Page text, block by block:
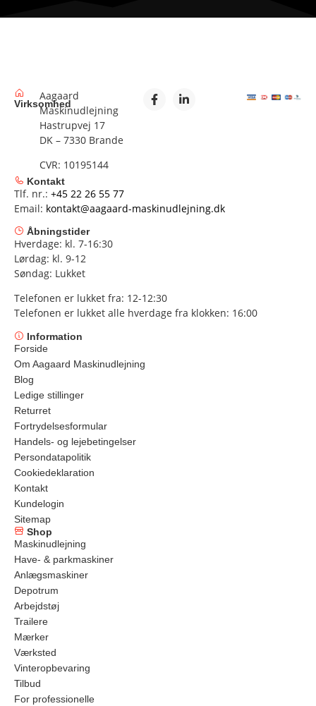
Virksomhed
Aagaard
Maskinudlejning
Hastrupvej 17
DK – 7330 Brande
CVR: 10195144
Kontakt
Tlf. nr.: +45 22 26 55 77
Email: kontakt@aagaard-maskinudlejning.dk
Åbningstider
Hverdage: kl. 7-16:30
Lørdag: kl. 9-12
Søndag: Lukket
Telefonen er lukket fra: 12-12:30
Telefonen er lukket alle hverdage fra klokken: 16:00
Information
Forside
Om Aagaard Maskinudlejning
Blog
Ledige stillinger
Returret
Fortrydelsesformular
Handels- og lejebetingelser
Persondatapolitik
Cookiedeklaration
Kontakt
Kundelogin
Sitemap
Shop
Maskinudlejning
Have- & parkmaskiner
Anlægsmaskiner
Depotrum
Arbejdstøj
Trailere
Mærker
Værksted
Vinteropbevaring
Tilbud
For professionelle